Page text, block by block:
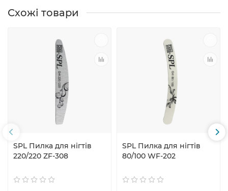
Схожі товари
SPL Пилка для нігтів
220/220 ZF-308
SPL Пилка для нігтів
80/100 WF-202